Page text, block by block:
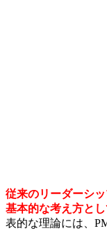
従来のリーダーシ
基本的な考え方と
表的な理論には、